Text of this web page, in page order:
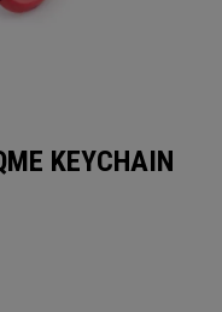
KEYCHAIN